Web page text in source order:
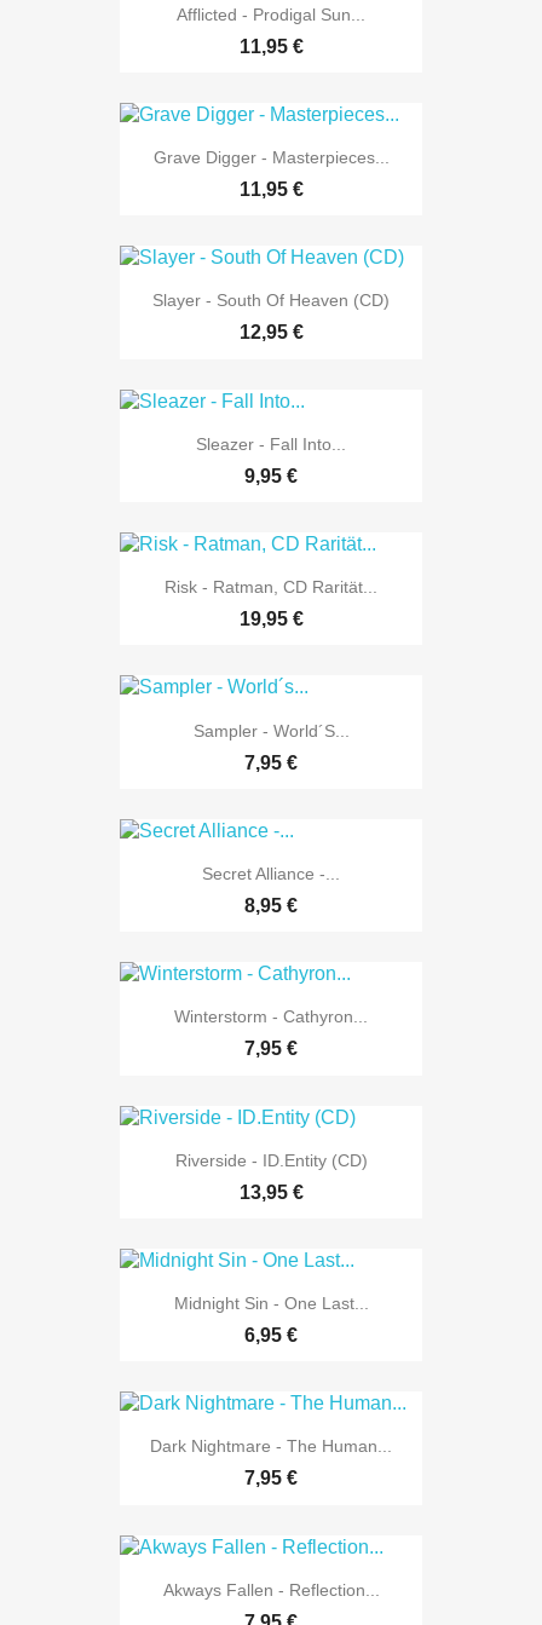
Afflicted - Prodigal Sun...
11,95 €
Grave Digger - Masterpieces...
11,95 €
Slayer - South Of Heaven (CD)
12,95 €
Sleazer - Fall Into...
9,95 €
Risk - Ratman, CD Rarität...
19,95 €
Sampler - World´s...
7,95 €
Secret Alliance -...
8,95 €
Winterstorm - Cathyron...
7,95 €
Riverside - ID.Entity (CD)
13,95 €
Midnight Sin - One Last...
6,95 €
Dark Nightmare - The Human...
7,95 €
Akways Fallen - Reflection...